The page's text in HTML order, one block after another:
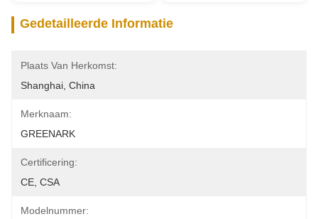
Gedetailleerde Informatie
Plaats Van Herkomst:
Shanghai, China
Merknaam:
GREENARK
Certificering:
CE, CSA
Modelnummer: